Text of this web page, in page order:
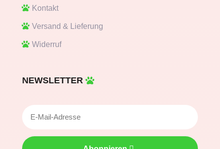
Kontakt
Versand & Lieferung
Widerruf
NEWSLETTER